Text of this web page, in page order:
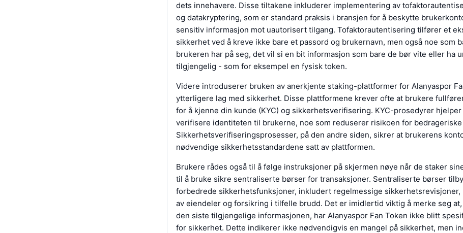
dets innehavere. Disse tiltakene inkluderer implementering av
og datakryptering, som er standard praksis i bransjen for å beskytte
sensitiv informasjon mot uautorisert tilgang. Tofaktorautentisering tilfører et
sikkerhet ved å kreve ikke bare et passord og brukernavn, men også noe som
brukeren har på seg, det vil si en bit informasjon som bare de bør vite eller ha
tilgjengelig - som for eksempel en fysisk token.
Videre introduserer bruken av anerkjente staking-plattformer for Alanyaspor
ytterligere lag med sikkerhet. Disse plattformene krever ofte at brukere
for å kjenne din kunde (KYC) og sikkerhetsverifisering. KYC-prosedyrer hjelper
verifisere identiteten til brukerne, noe som reduserer risikoen for
Sikkerhetsverifiseringsprosesser, på den andre siden, sikrer at brukerens
nødvendige sikkerhetsstandardene satt av plattformen.
Brukere rådes også til å følge instruksjoner på skjermen nøye når de staker
til å bruke sikre sentraliserte børser for transaksjoner. Sentraliserte børser
forbedrede sikkerhetsfunksjoner, inkludert regelmessige sikkerhetsrevisjoner,
av eiendeler og forsikring i tilfelle brudd. Det er imidlertid viktig å merke seg
den siste tilgjengelige informasjonen, har Alanyaspor Fan Token ikke blitt
for sikkerhet. Dette indikerer ikke nødvendigvis en mangel på sikkerhet, men